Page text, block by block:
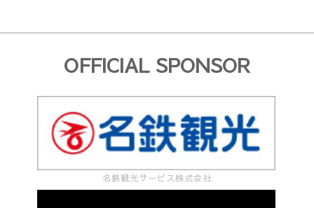
OFFICIAL SPONSOR
名鉄観光サービス株式会社